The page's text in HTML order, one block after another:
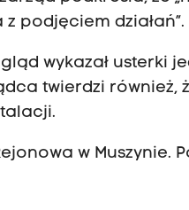
podjęciem działań”.
wykazał usterki
twierdzi również,
w